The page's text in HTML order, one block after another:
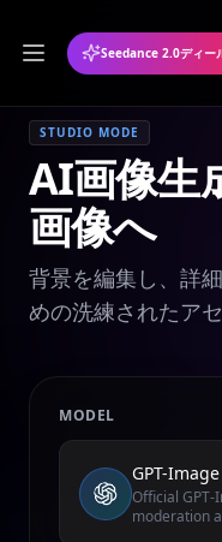
STUDIO MODE
AI画像生
画像へ
背景を編集し、詳
めの洗練されたア
MODEL
GPT-
Official
moderation